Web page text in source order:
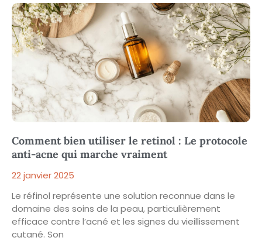
Comment bien utiliser le retinol : Le protocole
anti-acne qui marche vraiment
22 janvier 2025
Le réfinol représente une solution reconnue dans le
domaine des soins de la peau, particulièrement
efficace contre l’acné et les signes du vieillissement
cutané. Son